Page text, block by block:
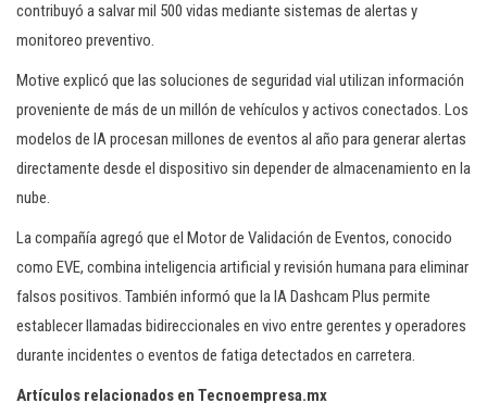
contribuyó a salvar mil 500 vidas mediante sistemas de alertas y
monitoreo preventivo.
Motive explicó que las soluciones de seguridad vial utilizan información
proveniente de más de un millón de vehículos y activos conectados. Los
modelos de IA procesan millones de eventos al año para generar alertas
directamente desde el dispositivo sin depender de almacenamiento en la
nube.
La compañía agregó que el Motor de Validación de Eventos, conocido
como EVE, combina inteligencia artificial y revisión humana para eliminar
falsos positivos. También informó que la IA Dashcam Plus permite
establecer llamadas bidireccionales en vivo entre gerentes y operadores
durante incidentes o eventos de fatiga detectados en carretera.
Artículos relacionados en Tecnoempresa.mx